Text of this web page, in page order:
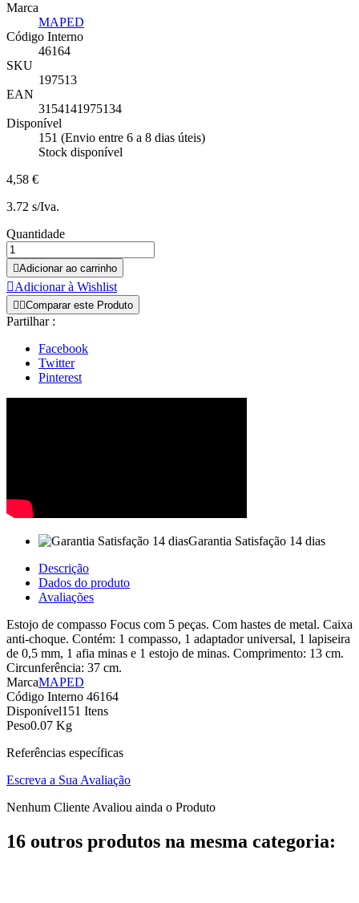
Marca
MAPED
Código Interno
46164
SKU
197513
EAN
3154141975134
Disponível
151 (Envio entre 6 a 8 dias úteis)
Stock disponível
4,58 €
3.72 s/Iva.
Quantidade
Adicionar ao carrinho
Adicionar à Wishlist
 Comparar este Produto
Partilhar :
Facebook
Twitter
Pinterest
Garantia Satisfação 14 dias
Descrição
Dados do produto
Avaliações
Estojo de compasso Focus com 5 peças. Com hastes de metal. Caixa
anti-choque. Contém: 1 compasso, 1 adaptador universal, 1 lapiseira
de 0,5 mm, 1 afia minas e 1 estojo de minas. Comprimento: 13 cm.
Circunferência: 37 cm.
MarcaMAPED
Código Interno 46164
Disponível151 Itens
Peso0.07 Kg
Referências específicas
Escreva a Sua Avaliação
Nenhum Cliente Avaliou ainda o Produto
16 outros produtos na mesma categoria: